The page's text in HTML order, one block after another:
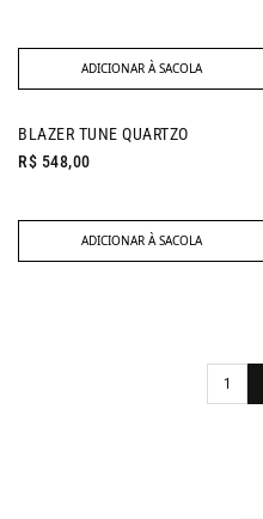
ADICIONAR À SACOLA
NEW IN
BLAZER TUNE QUARTZO
R$ 548,00
ADICIONAR À SACOLA
1